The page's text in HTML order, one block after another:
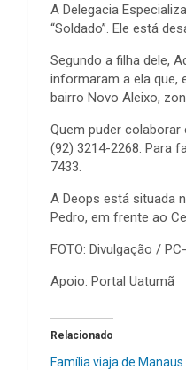
A Delegacia
“Soldado”. Ele está
Segundo a filha dele,
informaram a ela que,
bairro Novo Aleixo,
Quem puder
(92) 3214-2268. Para
7433.
A Deops está situada
Pedro, em frente ao
FOTO: Divulgação /
Apoio: Portal Uatumã
Relacionado
Família viaja de Manaus